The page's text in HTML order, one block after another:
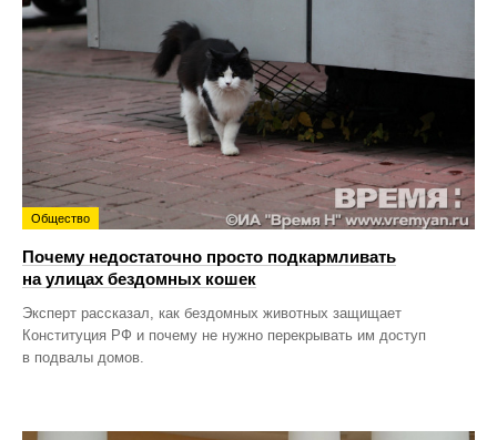
Общество
Почему недостаточно просто подкармливать
на улицах бездомных кошек
Эксперт рассказал, как бездомных животных защищает
Конституция РФ и почему не нужно перекрывать им доступ
в подвалы домов.